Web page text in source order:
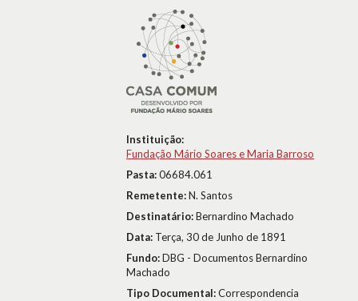
Instituição:
Fundação Mário Soares e Maria Barroso
Pasta:06684.061
Remetente:N. Santos
Destinatário:Bernardino Machado
Data: Terça, 30 de Junho de 1891
Fundo:DBG - Documentos Bernardino
Machado
Tipo Documental:Correspondencia